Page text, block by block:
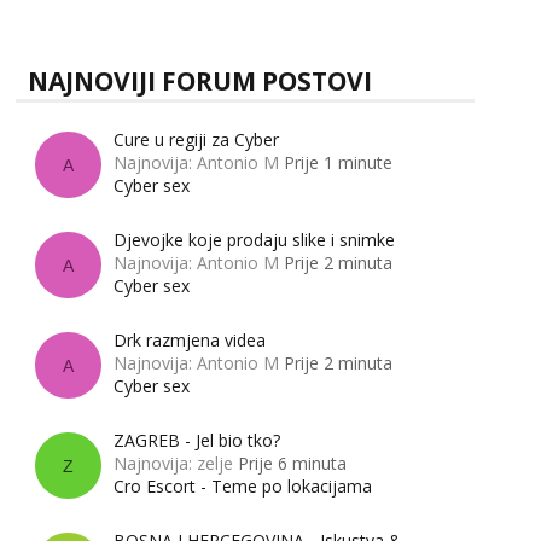
Lili
Tel: 064/677-677- Kod: #128
tel:0,93€ - mob:1,12€ min
Zara
Čekam tvoj poziv!
Tel: 064/677-677
Anđela
Čekam tvoj poziv!
tel:0,93€ - mob:1,12€ min
NAJNOVIJI FORUM POSTOVI
A
Cure u regiji za Cyber
Najnovija: Antonio M Prije 1 minute
Cyber sex
A
Djevojke koje prodaju slike i snimke
Najnovija: Antonio M Prije 2 minuta
Cyber sex
A
Drk razmjena videa
Najnovija: Antonio M Prije 2 minuta
Cyber sex
Z
ZAGREB - Jel bio tko?
Najnovija: zelje Prije 6 minuta
Cro Escort - Teme po lokacijama